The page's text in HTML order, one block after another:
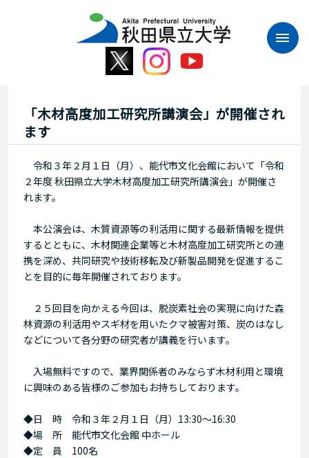
「木材高度加工研究所講演会」が開催され
ます
令和３年２月１日（月）、能代市文化会館において「令和
２年度 秋田県立大学木材高度加工研究所講演会」が開催さ
れます。
本公演会は、木質資源等の利活用に関する最新情報を提供
するとともに、木材関連企業等と木材高度加工研究所との連
携を深め、共同研究や技術移転及び新製品開発を促進するこ
とを目的に毎年開催されております。
２５回目を向かえる今回は、脱炭素社会の実現に向けた森
林資源の利活用やスギ材を用いたクマ被害対策、炭のはなし
などについて各分野の研究者が講義を行います。
入場無料ですので、業界関係者のみならず木材利用と環境
に興味のある皆様のご参加もお持ちしております。
◆日 時 令和３年２月１日（月）13:30～16:30
◆場 所 能代市文化会館 中ホール
◆定 員 100名